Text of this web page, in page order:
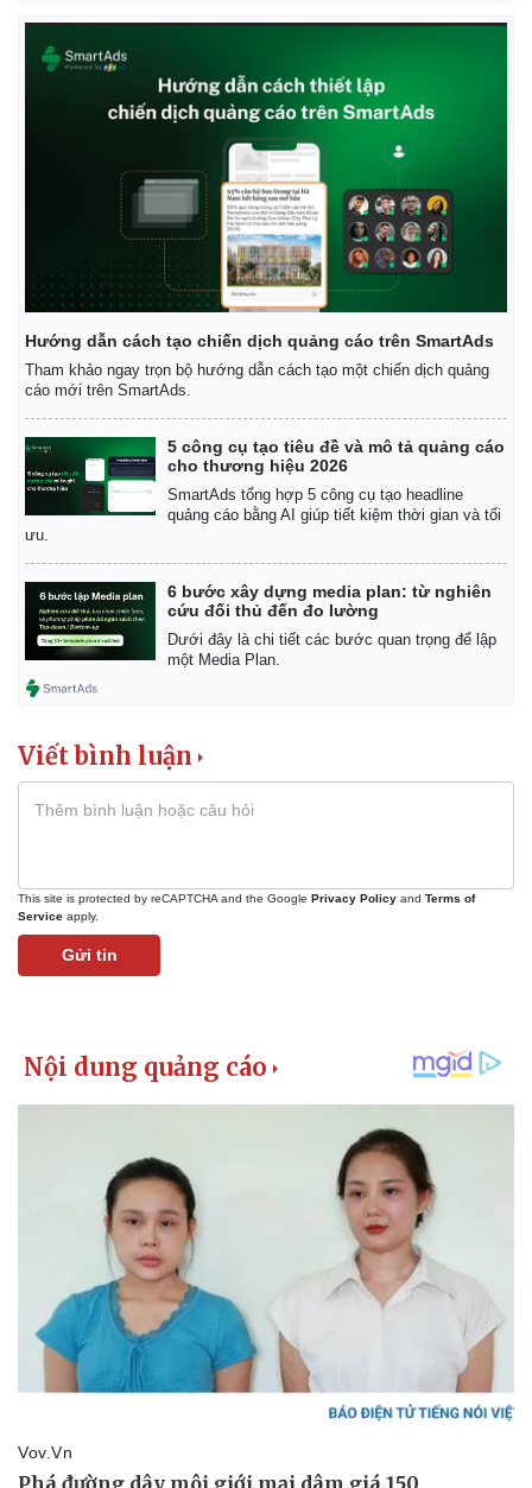
Vụ án
Hướng dẫn cách tạo chiến dịch quảng cáo trên SmartAds
Tham khảo ngay trọn bộ hướng dẫn cách tạo một chiến dịch quảng
cáo mới trên SmartAds.
5 công cụ tạo tiêu đề và mô tả quảng cáo
cho thương hiệu 2026
SmartAds tổng hợp 5 công cụ tạo headline
quảng cáo bằng AI giúp tiết kiệm thời gian và tối
ưu.
6 bước xây dựng media plan: từ nghiên
cứu đối thủ đến đo lường
Dưới đây là chi tiết các bước quan trọng để lập
một Media Plan.
Viết bình luận
This site is protected by reCAPTCHA and the Google Privacy Policy and Terms of
Service apply.
Gửi tin